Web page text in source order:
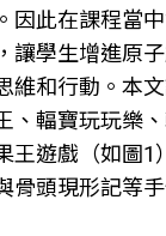
因此在課程當
讓學生增進原
維和行動。本
、輻寶玩玩樂
王遊戲（如圖
骨頭現形記等